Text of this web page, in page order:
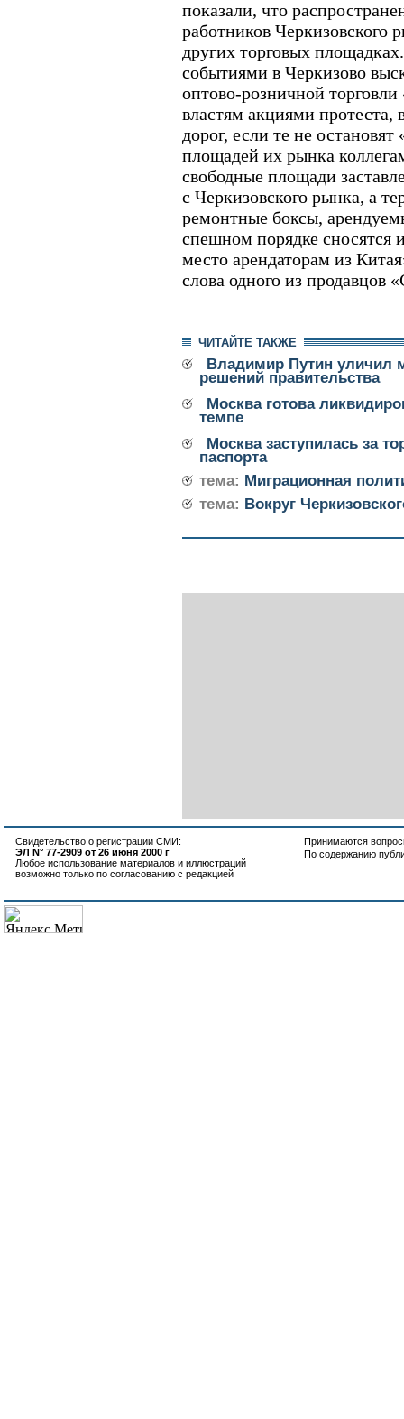
показали, что
работников Черкизовского
других торговых
событиями в Черкизово
оптово-розничной
властям акциями протеста,
дорог, если те не
площадей их рынка
свободные площади
с Черкизовского рынка, а
ремонтные боксы,
спешном порядке сносятся
место арендаторам из
слова одного из продавцов
ЧИТАЙТЕ ТАКЖЕ
Владимир Путин уличил
решений правительства
Москва готова
темпе
Москва заступилась за
паспорта
тема: Миграционная
тема: Вокруг
Свидетельство о регистрации СМИ:
ЭЛ N° 77-2909 от 26 июня 2000 г
Любое использование материалов и иллюстраций
возможно только по согласованию с редакцией
Принимаются
По содержанию